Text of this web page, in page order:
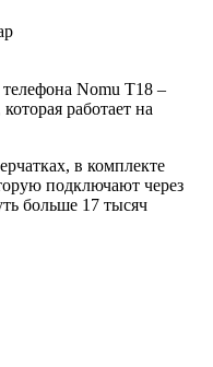
Nomu T18 –
работает на
в комплекте
подключают через
больше 17 тысяч